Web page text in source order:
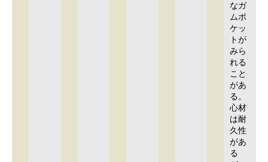
なガ
ムポ
ケッ
トが
みら
れる
こと
があ
る。
心材
は耐
久性
があ
る